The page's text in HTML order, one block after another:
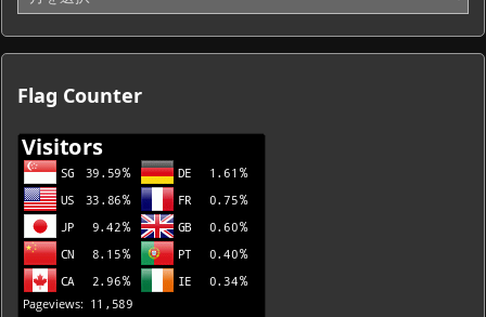
ー
カ
イ
一
Flag Counter